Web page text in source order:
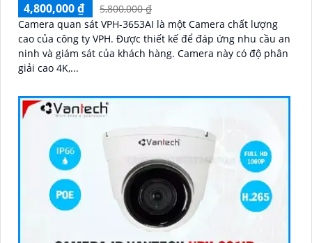
4,800,000 ₫
5,800,000 ₫
Camera quan sát VPH-3653AI là một Camera chất lượng
cao của công ty VPH. Được thiết kế để đáp ứng nhu cầu an
ninh và giám sát của khách hàng. Camera này có độ phân
giải cao 4K,...